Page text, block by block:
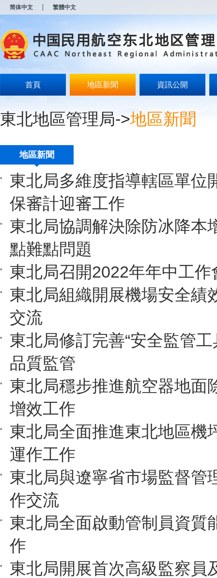
简体中文 繁體中文
首頁 地區新聞 資訊公開
東北地區管理局->地區新聞
地區新聞
東北局多維度指導轄區單位
保審計迎審工作
東北局協調解決除防冰降本
點難點問題
東北局召開2022年年中工作
東北局組織開展機場安全績
交流
東北局修訂完善“安全監管工
品質監管
東北局穩步推進航空器地面
增效工作
東北局全面推進東北地區機
運作工作
東北局與遼寧省市場監督管
作交流
東北局全面啟動管制員資質
作
東北局開展首次高級監察員
开
无
障
说
Alt
加
导